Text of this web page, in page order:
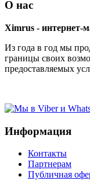
О нас
Ximrus - интернет-
Из года в год мы
границы своих
предоставляемых
Информация
Контакты
Партнерам
Публичная